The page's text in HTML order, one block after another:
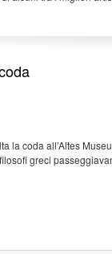
la coda all’Altes
greci